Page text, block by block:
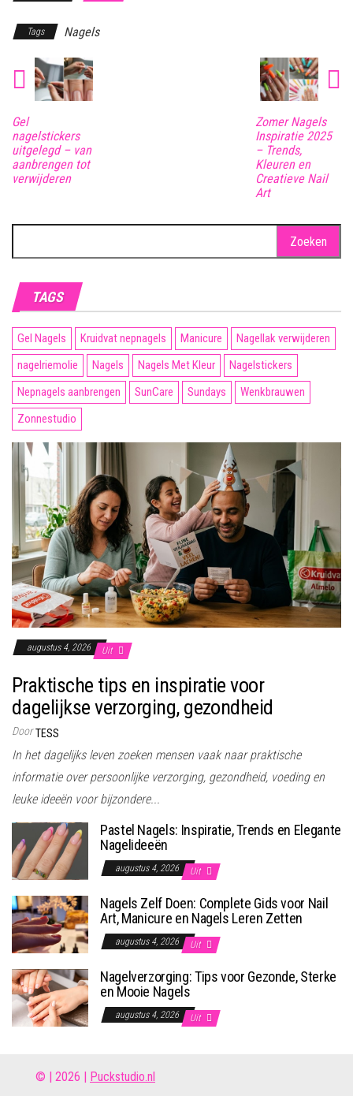
Tags Nagels
Gel
nagelstickers
uitgelegd – van
aanbrengen tot
verwijderen
Zomer Nagels
Inspiratie 2025
– Trends,
Kleuren en
Creatieve Nail
Art
naar:
TAGS
Gel Nagels Kruidvat nepnagels Manicure
Nagellak verwijderen
nagelriemolie
Nagels Nagels Met Kleur
Nagelstickers
Nepnagels aanbrengen
SunCare Sundays
Wenkbrauwen
Zonnestudio
augustus 4, 2026 Uit
Praktische tips en inspiratie voor
dagelijkse verzorging, gezondheid
Door TESS
In het dagelijks leven zoeken mensen vaak naar praktische
informatie over persoonlijke verzorging, gezondheid, voeding en
leuke ideeën voor bijzondere...
Pastel Nagels: Inspiratie, Trends en Elegante
Nagelideeën
augustus 4, 2026 Uit
Nagels Zelf Doen: Complete Gids voor Nail
Art, Manicure en Nagels Leren Zetten
augustus 4, 2026 Uit
Nagelverzorging: Tips voor Gezonde, Sterke
en Mooie Nagels
augustus 4, 2026 Uit
© | 2026 | Puckstudio.nl